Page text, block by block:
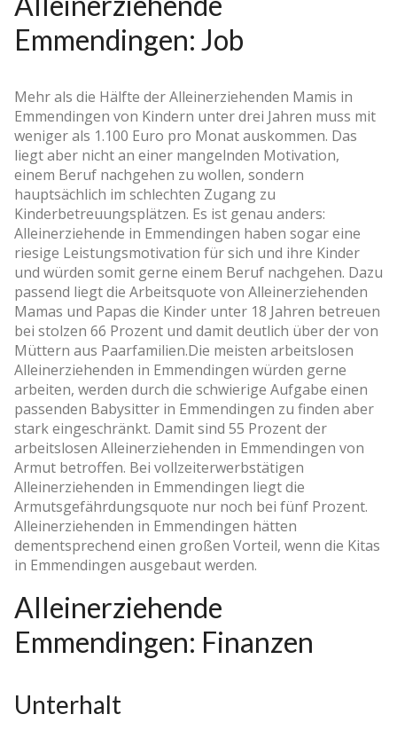
Emmendingen: Job
Mehr als die Hälfte der Alleinerziehenden Mamis in
Emmendingen von Kindern unter drei Jahren muss mit
weniger als 1.100 Euro pro Monat auskommen. Das
liegt aber nicht an einer mangelnden Motivation,
einem Beruf nachgehen zu wollen, sondern
hauptsächlich im schlechten Zugang zu
Kinderbetreuungsplätzen. Es ist genau anders:
Alleinerziehende in Emmendingen haben sogar eine
riesige Leistungsmotivation für sich und ihre Kinder
und würden somit gerne einem Beruf nachgehen. Dazu
passend liegt die Arbeitsquote von Alleinerziehenden
Mamas und Papas die Kinder unter 18 Jahren betreuen
bei stolzen 66 Prozent und damit deutlich über der von
Müttern aus Paarfamilien.Die meisten arbeitslosen
Alleinerziehenden in Emmendingen würden gerne
arbeiten, werden durch die schwierige Aufgabe einen
passenden Babysitter in Emmendingen zu finden aber
stark eingeschränkt. Damit sind 55 Prozent der
arbeitslosen Alleinerziehenden in Emmendingen von
Armut betroffen. Bei vollzeiterwerbstätigen
Alleinerziehenden in Emmendingen liegt die
Armutsgefährdungsquote nur noch bei fünf Prozent.
Alleinerziehenden in Emmendingen hätten
dementsprechend einen großen Vorteil, wenn die Kitas
in Emmendingen ausgebaut werden.
Alleinerziehende
Emmendingen: Finanzen
Unterhalt